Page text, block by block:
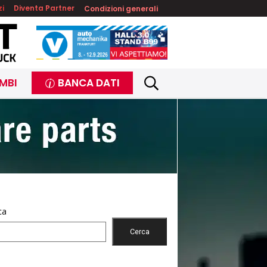
Diventa Partner Condizioni generali
BANCA DATI
Cerca